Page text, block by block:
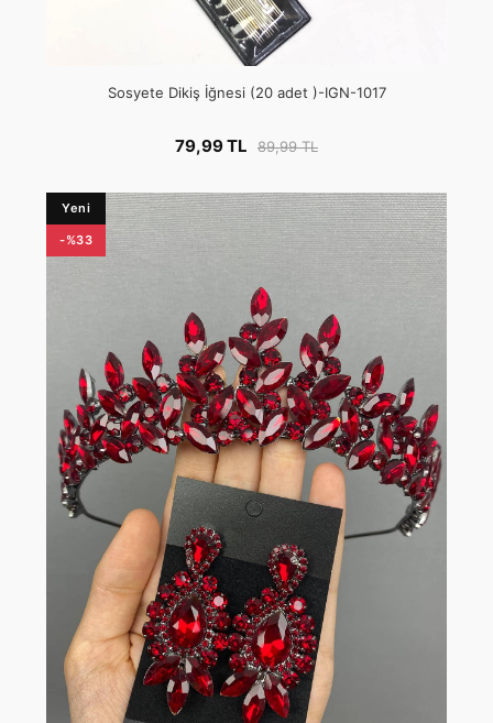
Sosyete Dikiş İğnesi (20 adet )-IGN-1017
79,99 TL 89,99 TL
Yeni
-%33